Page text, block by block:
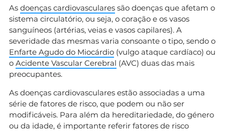
As doenças cardiovasculares são doenças que afetam o
sistema circulatório, ou seja, o coração e os vasos
sanguíneos (artérias, veias e vasos capilares). A
severidade das mesmas varia consoante o tipo, sendo o
Enfarte Agudo do Miocárdio (vulgo ataque cardíaco) ou
o Acidente Vascular Cerebral (AVC) duas das mais
preocupantes.
As doenças cardiovasculares estão associadas a uma
série de fatores de risco, que podem ou não ser
modificáveis. Para além da hereditariedade, do género
ou da idade, é importante referir fatores de risco